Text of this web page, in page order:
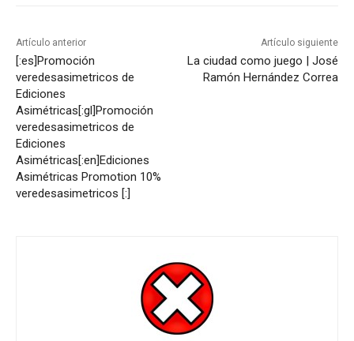
Artículo anterior
[:es]Promoción
veredesasimetricos de
Ediciones
Asimétricas[:gl]Promoción
veredesasimetricos de
Ediciones
Asimétricas[:en]Ediciones
Asimétricas Promotion 10%
veredesasimetricos [:]
Artículo siguiente
La ciudad como juego | José
Ramón Hernández Correa